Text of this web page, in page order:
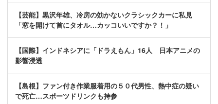
【芸能】黒沢年雄、冷房の効かないクラシックカーに私見
「窓を開けて首にタオル…カッコいいですか？！」
【国際】インドネシアに「ドラえもん」16人 日本アニメの
影響浸透
【島根】ファン付き作業服着用の５０代男性、熱中症の疑い
で死亡…スポーツドリンクも持参